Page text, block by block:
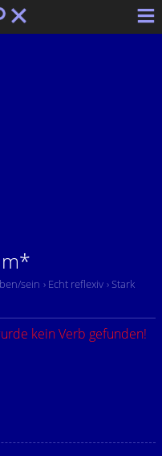
sein › Echt reflexiv › Stark
kein Verb gefunden!